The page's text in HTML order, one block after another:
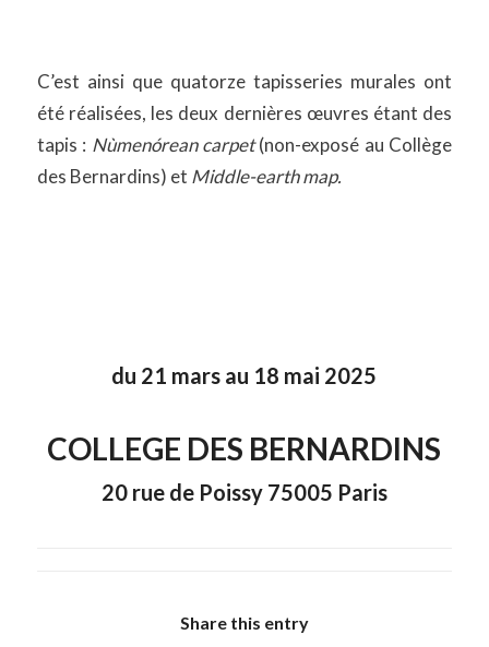
C’est ainsi que quatorze tapisseries murales ont
été réalisées, les deux dernières œuvres étant des
tapis : Nùmenórean carpet(non-exposé au Collège
des Bernardins) et Middle-earth map.
du 21 mars au 18 mai 2025
COLLEGE DES BERNARDINS
20 rue de Poissy 75005 Paris
Share this entry